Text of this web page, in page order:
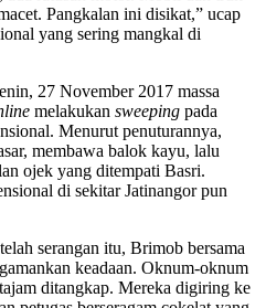
Pangkalan ini disikat,” ucap
yang sering mangkal di
27 November 2017 massa
melakukan sweeping pada
Menurut penuturannya,
membawa balok kayu, lalu
ojek yang ditempati Basri.
di sekitar Jatinangor pun
serangan itu, Brimob bersama
keadaan. Oknum-oknum
ditangkap. Mereka digiring ke